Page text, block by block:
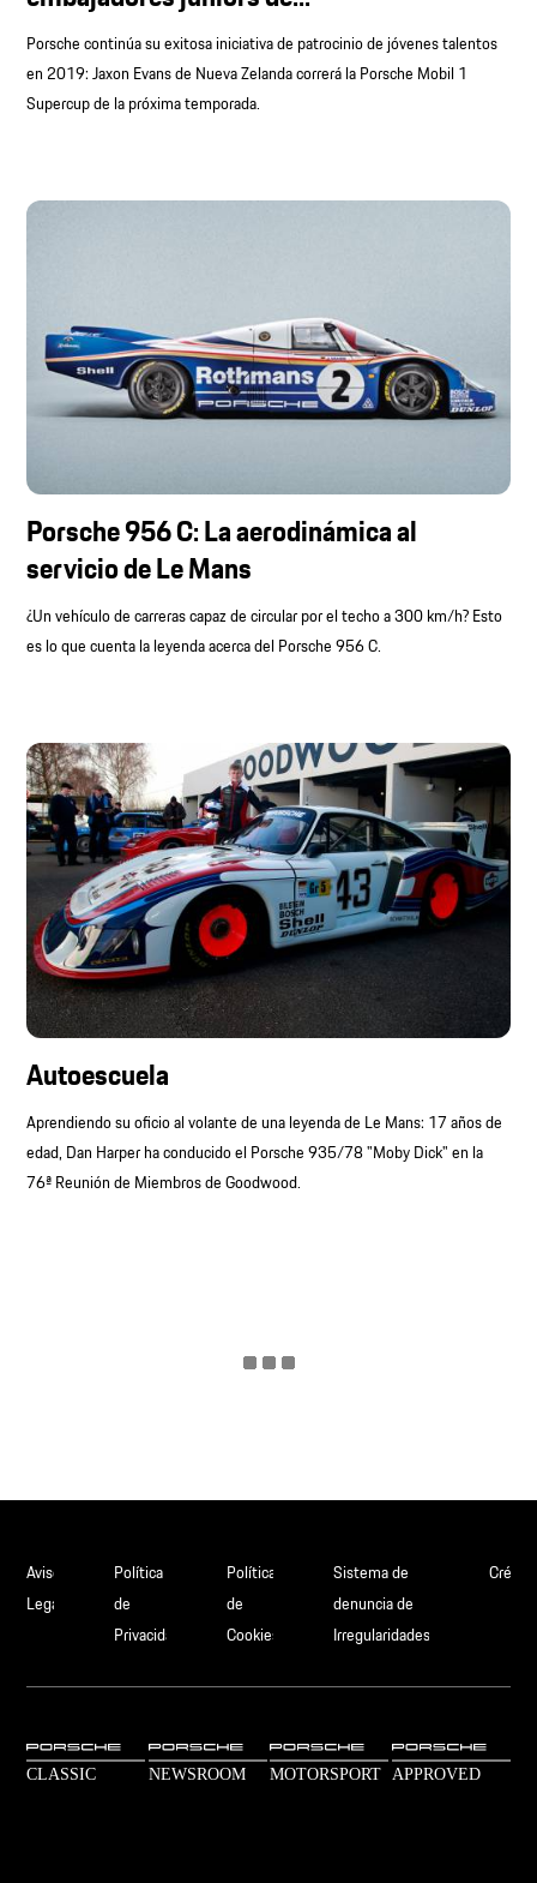
Porsche continúa su exitosa iniciativa de patrocinio de jóvenes talentos
en 2019: Jaxon Evans de Nueva Zelanda correrá la Porsche Mobil 1
Supercup de la próxima temporada.
Porsche 956 C: La aerodinámica al
servicio de Le Mans
¿Un vehículo de carreras capaz de circular por el techo a 300 km/h? Esto
es lo que cuenta la leyenda acerca del Porsche 956 C.
Autoescuela
Aprendiendo su oficio al volante de una leyenda de Le Mans: 17 años de
edad, Dan Harper ha conducido el Porsche 935/78 "Moby Dick" en la
76ª Reunión de Miembros de Goodwood.
Aviso
Legal
Política
de
Privacidad
Política
de
Cookies
Sistema de
denuncia de
Irregularidades